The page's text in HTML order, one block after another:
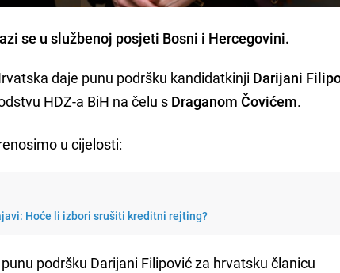
se u službenoj posjeti Bosni i Hercegovini.
daje punu podršku kandidatkinji Darijani
HDZ-a BiH na čelu s Draganom Čovićem.
u cijelosti:
Hoće li izbori srušiti kreditni rejting?
podršku Darijani Filipović za hrvatsku članicu